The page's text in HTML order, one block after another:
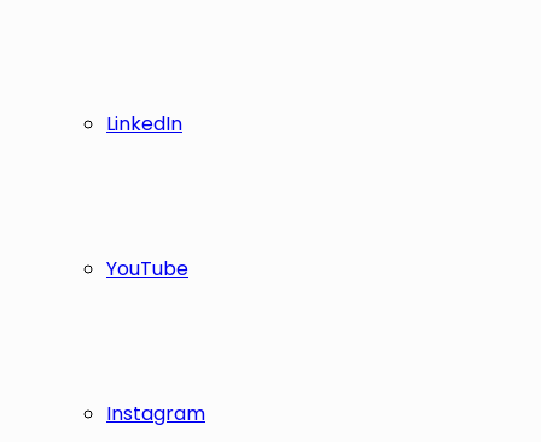
LinkedIn
YouTube
Instagram